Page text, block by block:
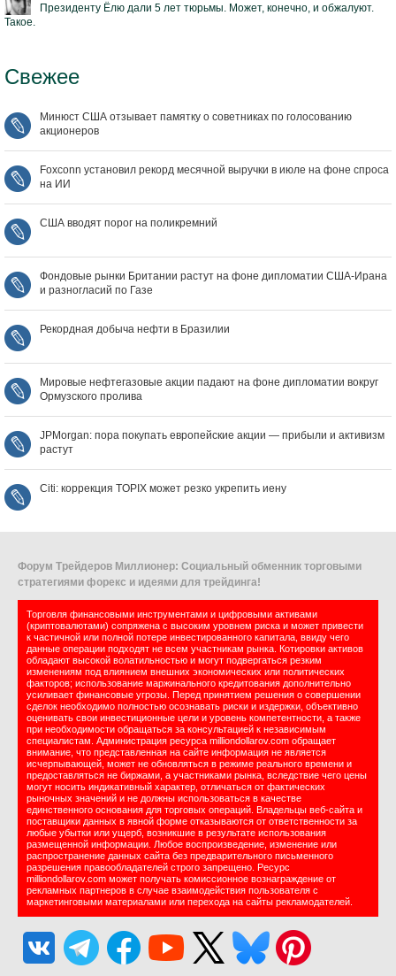
Президенту Ёлю дали 5 лет тюрьмы. Может, конечно, и обжалуют.
Такое.
Свежее
Минюст США отзывает памятку о советниках по голосованию
акционеров
Foxconn установил рекорд месячной выручки в июле на фоне спроса
на ИИ
США вводят порог на поликремний
Фондовые рынки Британии растут на фоне дипломатии США‑Ирана
и разногласий по Газе
Рекордная добыча нефти в Бразилии
Мировые нефтегазовые акции падают на фоне дипломатии вокруг
Ормузского пролива
JPMorgan: пора покупать европейские акции — прибыли и активизм
растут
Citi: коррекция TOPIX может резко укрепить иену
Форум Трейдеров Миллионер: Социальный обменник торговыми
стратегиями форекс и идеями для трейдинга!
Торговля финансовыми инструментами и цифровыми активами
(криптовалютами) сопряжена с высоким уровнем риска и может привести
к частичной или полной потере инвестированного капитала, ввиду чего
данные операции подходят не всем участникам рынка. Котировки активов
обладают высокой волатильностью и могут подвергаться резким
изменениям под влиянием внешних экономических или политических
факторов; использование маржинального кредитования дополнительно
усиливает финансовые угрозы. Перед принятием решения о совершении
сделок необходимо полностью осознавать риски и издержки, объективно
оценивать свои инвестиционные цели и уровень компетентности, а также
при необходимости обращаться за консультацией к независимым
специалистам. Администрация ресурса milliondollarov.com обращает
внимание, что представленная на сайте информация не является
исчерпывающей, может не обновляться в режиме реального времени и
предоставляться не биржами, а участниками рынка, вследствие чего цены
могут носить индикативный характер, отличаться от фактических
рыночных значений и не должны использоваться в качестве
единственного основания для торговых операций. Владельцы веб-сайта и
поставщики данных в явной форме отказываются от ответственности за
любые убытки или ущерб, возникшие в результате использования
размещенной информации. Любое воспроизведение, изменение или
распространение данных сайта без предварительного письменного
разрешения правообладателей строго запрещено. Ресурс
milliondollarov.com может получать комиссионное вознаграждение от
рекламных партнеров в случае взаимодействия пользователя с
маркетинговыми материалами или перехода на сайты рекламодателей.